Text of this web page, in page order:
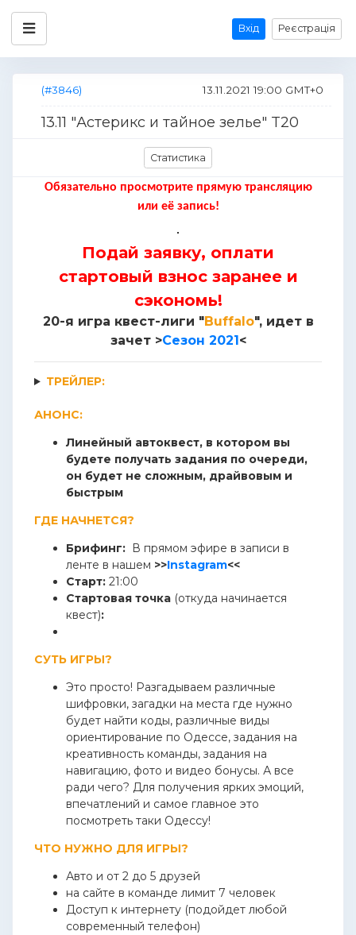
Вхід Реєстрація
(#3846) 13.11.2021 19:00 GMT+0
13.11 "Астерикс и тайное зелье" T20
Статистика
Обязательно просмотрите прямую трансляцию
или её запись!
Подай заявку, оплати
стартовый взнос заранее и
сэкономь!
20-я игра квест-лиги "Buffalo", идет в
зачет >Сезон 2021<
ТРЕЙЛЕР:
АНОНС:
Линейный автоквест, в котором вы
будете получать задания по очереди,
он будет не сложным, драйвовым и
быстрым
ГДЕ НАЧНЕТСЯ?
Брифинг: В прямом эфире в записи в
ленте в нашем >>Instagram<<
Старт: 21:00
Стартовая точка (откуда начинается
квест):
СУТЬ ИГРЫ?
Это просто! Разгадываем различные
шифровки, загадки на места где нужно
будет найти коды, различные виды
ориентирование по Одессе, задания на
креативность команды, задания на
навигацию, фото и видео бонусы. А все
ради чего? Для получения ярких эмоций,
впечатлений и самое главное это
посмотреть таки Одессу!
ЧТО НУЖНО ДЛЯ ИГРЫ?
Авто и от 2 до 5 друзей
на сайте в команде лимит 7 человек
Доступ к интернету (подойдет любой
современный телефон)